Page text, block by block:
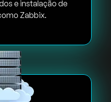
e instalação de
Zabbix.